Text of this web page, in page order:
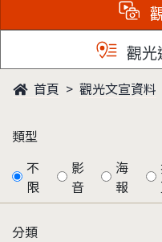
觀光
首頁 觀光文宣資料
類型
不
限
影
音
海
報
分類